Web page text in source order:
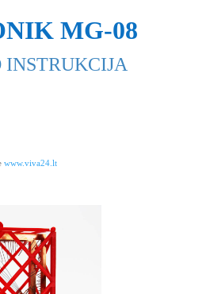
MG-08
www.viva24.lt